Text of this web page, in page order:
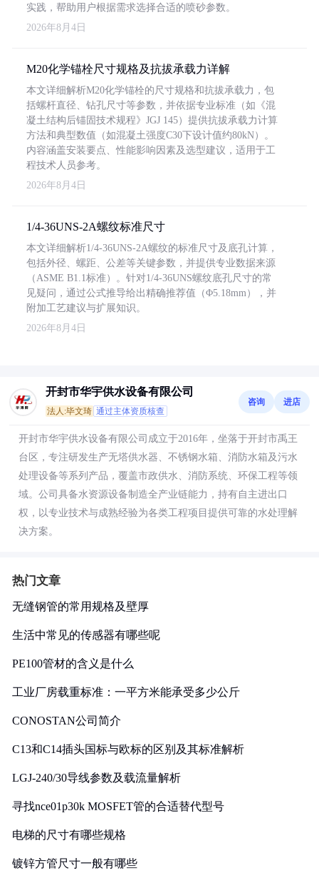
实践，帮助用户根据需求选择合适的喷砂参数。
2026年8月4日
M20化学锚栓尺寸规格及抗拔承载力详解
本文详细解析M20化学锚栓的尺寸规格和抗拔承载力，包
括螺杆直径、钻孔尺寸等参数，并依据专业标准（如《混
凝土结构后锚固技术规程》JGJ 145）提供抗拔承载力计算
方法和典型数值（如混凝土强度C30下设计值约80kN）。
内容涵盖安装要点、性能影响因素及选型建议，适用于工
程技术人员参考。
2026年8月4日
1/4-36UNS-2A螺纹标准尺寸
本文详细解析1/4-36UNS-2A螺纹的标准尺寸及底孔计算，
包括外径、螺距、公差等关键参数，并提供专业数据来源
（ASME B1.1标准）。针对1/4-36UNS螺纹底孔尺寸的常
见疑问，通过公式推导给出精确推荐值（Φ5.18mm），并
附加工艺建议与扩展知识。
2026年8月4日
开封市华宇供水设备有限公司
法人:毕文琦 通过主体资质核查
咨询 进店
开封市华宇供水设备有限公司成立于2016年，坐落于开封市禹王
台区，专注研发生产无塔供水器、不锈钢水箱、消防水箱及污水
处理设备等系列产品，覆盖市政供水、消防系统、环保工程等领
域。公司具备水资源设备制造全产业链能力，持有自主进出口
权，以专业技术与成熟经验为各类工程项目提供可靠的水处理解
决方案。
热门文章
无缝钢管的常用规格及壁厚
生活中常见的传感器有哪些呢
PE100管材的含义是什么
工业厂房载重标准：一平方米能承受多少公斤
CONOSTAN公司简介
C13和C14插头国标与欧标的区别及其标准解析
LGJ-240/30导线参数及载流量解析
寻找nce01p30k MOSFET管的合适替代型号
电梯的尺寸有哪些规格
镀锌方管尺寸一般有哪些